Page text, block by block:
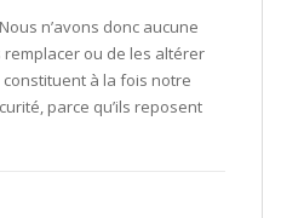
n’avons donc aucune
ou de les altérer
à la fois notre
parce qu’ils reposent